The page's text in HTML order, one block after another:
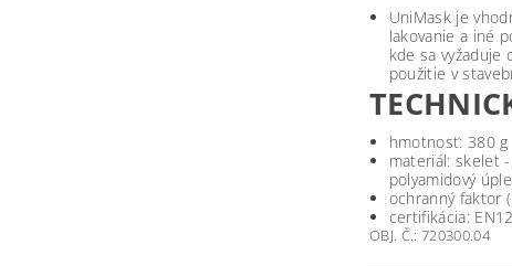
UniMask je
lakovanie a iné
kde sa vyžaduje
použitie v
hmotnosť: 380 g
materiál: skelet
polyamidový
ochranný faktor
certifikácia:
OBJ. Č.: 720300.04